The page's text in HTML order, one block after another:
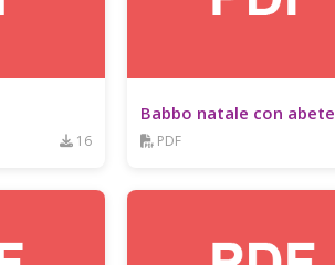
16
Babbo natale con abete
PDF